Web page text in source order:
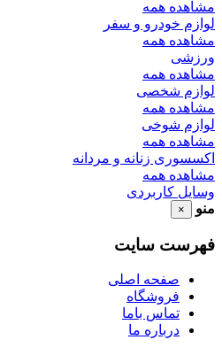
مشاهده همه
لوازم خودرو و سفر
مشاهده همه
ورزشی
مشاهده همه
لوازم شخصی
مشاهده همه
لوازم شوخی
مشاهده همه
اکسسوری زنانه و مردانه
مشاهده همه
وسایل کاربردی
منو
×
فهرست سایت
صفحه اصلی
فروشگاه
تماس باما
درباره ما